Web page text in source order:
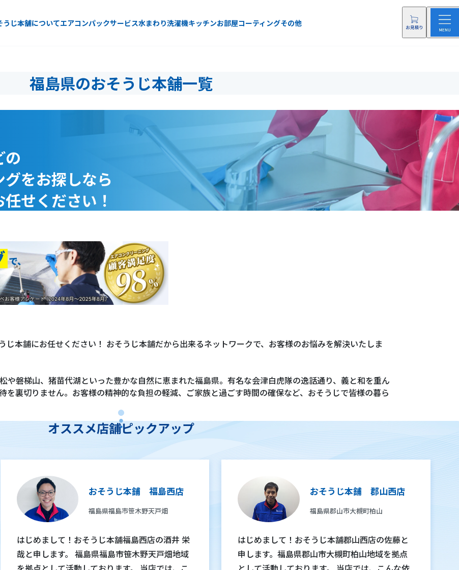
うじ本舗についてエアコンパックサービス水まわり洗濯機キッチンお部屋コーティングその他
福島県のおそうじ本舗一覧
の
をお探しなら
せください！
本舗にお任せください！ おそうじ本舗だから出来るネットワークで、お客様のお悩みを解決いたしま
や磐梯山、猪苗代湖といった豊かな自然に恵まれた福島県。有名な会津白虎隊の逸話通り、義と和を重ん
裏切りません。お客様の精神的な負担の軽減、ご家族と過ごす時間の確保など、おそうじで皆様の暮ら
オススメ店舗ピックアップ
おそうじ本舗 福島西店
福島県福島市笹木野天戸畑
はじめまして！おそうじ本舗福島西店の酒井 栄
哉と申します。 福島県福島市笹木野天戸畑地域
おそうじ本舗 郡山西店
福島県郡山市大槻町柏山
はじめまして！おそうじ本舗郡山西店の佐藤と
申します。福島県郡山市大槻町柏山地域を拠点